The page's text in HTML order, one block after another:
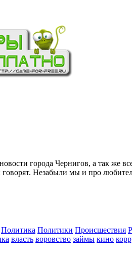
города Чернигов, а так же
Незабыли мы и про
Политика Политики Происшествия
власть воровство займы кино